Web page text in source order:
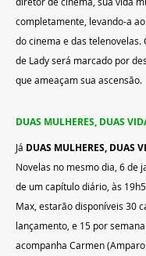
completamente, levando-a
do cinema e das telenovelas.
de Lady será marcado por
que ameaçam sua ascensão.
DUAS MULHERES, DUAS
Já DUAS MULHERES, DUAS
Novelas no mesmo dia, 6 de
de um capítulo diário, às
Max, estarão disponíveis 30
lançamento, e 15 por
acompanha Carmen